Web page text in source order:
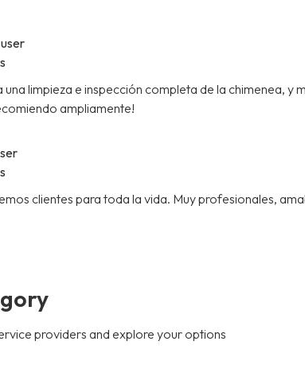
limpieza e inspección completa de la chimenea, y
ampliamente!
clientes para toda la vida. Muy profesionales,
providers and explore your options